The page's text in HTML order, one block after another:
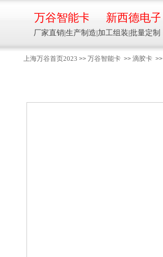
上海万谷首页2023 >> 万谷智能卡 >> 滴胶卡 >>
新西德电子
厂家直销|生产制造|加工组装|批量定制
万谷智能卡